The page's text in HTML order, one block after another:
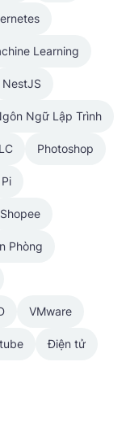
Learning
NestJS
Ngữ Lập Trình
Photoshop
Shopee
Phòng
VMware
Điện tử